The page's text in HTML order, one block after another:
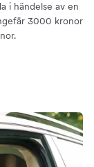
i händelse av en
3000 kronor